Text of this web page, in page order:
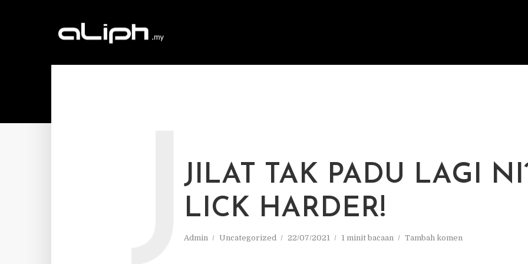
JILAT TAK PADU LAGI
LICK HARDER!
Admin Uncategorized 22/07/2021 1 minit bacaan Tambah komen
J